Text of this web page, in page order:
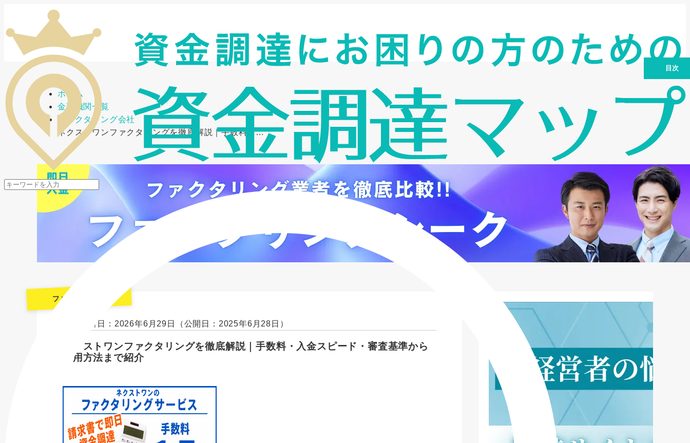
メニューを開閉
ホーム
金融機関一覧
ファクタリング会社
ネクストワンファクタリングを徹底解説｜手数料・…
ファクタリング
最終更新日：2026年6月29日 （公開日：2025年6月28日）
ネクストワンファクタリングを徹底解説｜手数料・入金スピード・審査基準から
利用方法まで紹介
目次
徴
ネクストワンの申し込み方法と利用手順
ガイド
ネクストワンのメリット・デメリットを
ネクストワンはどんな会社に向いてい
質問Q&A｜利用前に知っておきたい疑問